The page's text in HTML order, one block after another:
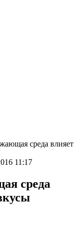
среда влияет
11:17
среда